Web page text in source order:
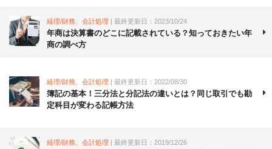
経理/財務、会計処理 | 最終更新日：2023/10/24
年商は決算書のどこに記載されている？知っておきたい年
商の調べ方
経理/財務、会計処理 | 最終更新日：2022/08/30
簿記の基本！三分法と分記法の違いとは？同じ取引でも勘
定科目が変わる記帳方法
経理/財務、会計処理 | 最終更新日：2019/12/26